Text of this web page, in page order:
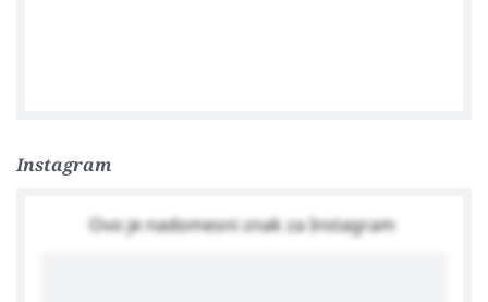
Instagram
Ovo je nadomesni znak za Instagram